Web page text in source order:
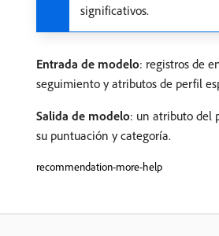
significativos.
Entrada de modelo: registros de
seguimiento y atributos de perfil
Salida de modelo: un atributo del
su puntuación y categoría.
recommendation-more-help